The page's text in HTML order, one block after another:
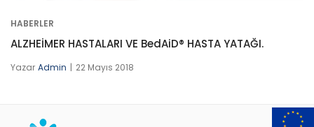
HABERLER
ALZHEİMER HASTALARI VE BedAiD® HASTA YATAĞI.
Yazar Admin 22 Mayıs 2018